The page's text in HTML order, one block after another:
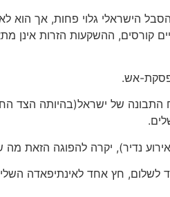
הישראלי גלוי פחות, אך
אש.
של ישראל(בהיותה הצד
נדיר), יקרה להפוגה הזאת
לשלום, חץ אחד לאינתיפאדה